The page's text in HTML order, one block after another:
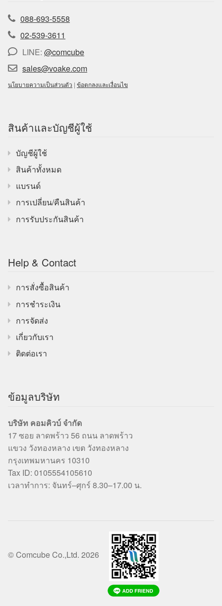
088-693-5558
02-539-3611
LINE: @comcube
sales@voake.com
นโยบายความเป็นส่วนตัว | ข้อตกลงและเงื่อนไข
สินค้าและบัญชีผู้ใช้
บัญชีผู้ใช้
สินค้าทั้งหมด
แบรนด์
การเปลี่ยน/คืนสินค้า
การรับประกันสินค้า
Help & Contact
การสั่งซื้อสินค้า
การชำระเงิน
การจัดส่ง
เกี่ยวกับเรา
ติดต่อเรา
ข้อมูลบริษัท
บริษัท คอมคิวบ์ จำกัด
17 ซอย ลาดพร้าว 56 ถนน ลาดพร้าว
แขวง วังทองหลาง เขต วังทองหลาง
กรุงเทพมหานคร 10310
Tax ID: 0105554105610
เวลาทำการ: จันทร์–ศุกร์ 8.30–17.00 น.
© Comcube Co.,Ltd. 2026